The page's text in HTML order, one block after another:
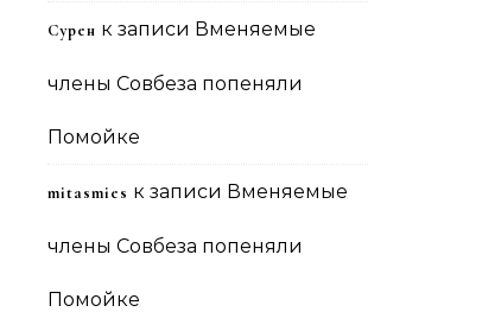
Сурен к записи Вменяемые
члены Совбеза попеняли
Помойке
mitasmies к записи Вменяемые
члены Совбеза попеняли
Помойке